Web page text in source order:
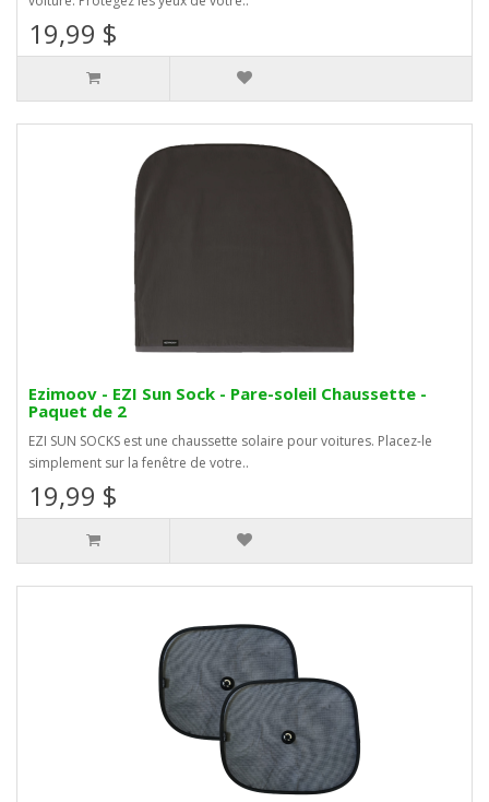
19,99 $
Ezimoov - EZI Sun Sock - Pare-soleil Chaussette -
Paquet de 2
EZI SUN SOCKS est une chaussette solaire pour voitures. Placez-le
simplement sur la fenêtre de votre..
19,99 $